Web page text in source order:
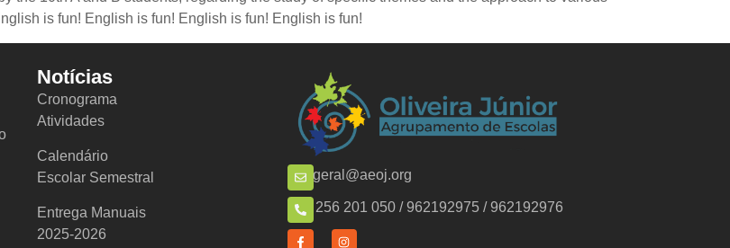
is fun! English is fun! English is fun! English is fun!
Notícias
Cronograma
Atividades
Calendário
Escolar Semestral
Entrega Manuais
2025-2026
geral@aeoj.org
256 201 050 / 962192975 / 962192976